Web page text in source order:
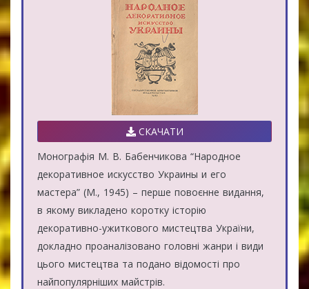
СКАЧАТИ
Монографія М. В. Бабенчикова “Народное
декоративное искусство Украины и его
мастера” (М., 1945) – перше повоєнне видання,
в якому викладено коротку історію
декоративно-ужиткового мистецтва України,
докладно проаналізовано головні жанри і види
цього мистецтва та подано відомості про
найпопулярніших майстрів.